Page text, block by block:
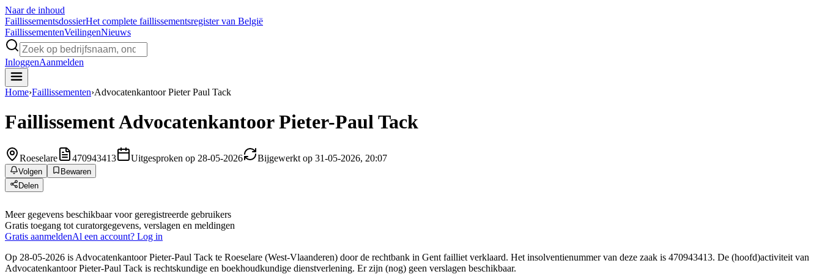
Naar de inhoud
FaillissementsdossierHet complete faillissementsregister van België
FaillissementenVeilingenNieuws
InloggenAanmelden
Home›Faillissementen›Advocatenkantoor Pieter Paul Tack
FaillissementAdvocatenkantoor Pieter-Paul Tack
Roeselare 470943413 Uitgesproken op 28-05-2026 Bijgewerkt op 31-05-2026, 20:07
Volgen
Bewaren
Delen
Meer gegevens beschikbaar voor geregistreerde gebruikers
Gratis toegang tot curatorgegevens, verslagen en meldingen
Gratis aanmeldenAl een account? Log in
Op 28-05-2026 is Advocatenkantoor Pieter-Paul Tack te Roeselare (West-Vlaanderen) door de rechtbank in Gent failliet verklaard. Het insolventienummer van deze zaak is 470943413. De (hoofd)activiteit van
Advocatenkantoor Pieter-Paul Tack is rechtskundige en boekhoudkundige dienstverlening. Er zijn (nog) geen verslagen beschikbaar.